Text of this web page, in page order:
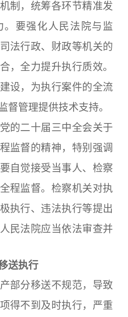
制，统筹各环节精准发
。要强化人民法院与监
法行政、财政等机关的
，全力提升执行质效。
设，为执行案件的全流
督管理提供技术支持。
二十届三中全会关于
监督的精神，特别强调
自觉接受当事人、检察
程监督。检察机关对执
执行、违法执行等提出
民法院应当依法审查并
送执行
分移送不规范，导致
得不到及时执行，严重